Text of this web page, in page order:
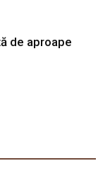
de aproape